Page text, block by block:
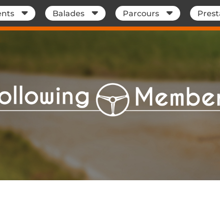
Balades Parcours